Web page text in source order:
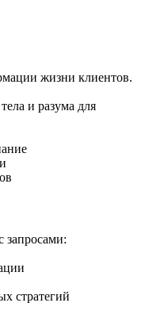
жизни клиентов.
и разума для
запросами:
стратегий